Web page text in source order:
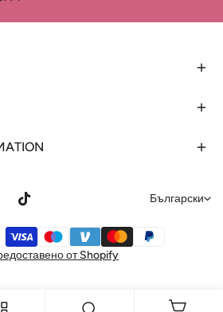
е
з
и
Български
от Shopify